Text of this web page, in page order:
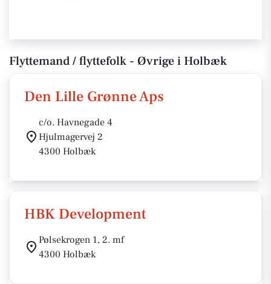
Flyttemand / flyttefolk - Øvrige i Holbæk
Den Lille Grønne Aps
c/o. Havnegade 4
Hjulmagervej 2
4300 Holbæk
HBK Development
Pølsekrogen 1, 2. mf
4300 Holbæk